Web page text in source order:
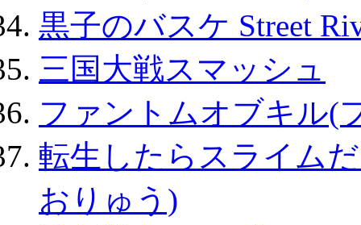
黒子のバスケ Street
三国大戦スマッシュ
ファントムオブキル(
転生したらスライム
おりゅう)